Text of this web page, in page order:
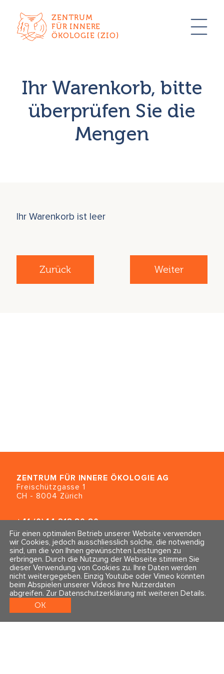
ZENTRUM
FÜR INNERE
ÖKOLOGIE (ZIO)
Ihr Warenkorb, bitte
überprüfen Sie die
Mengen
Ihr Warenkorb ist leer
Zurück Weiter
ZENTRUM FÜR INNERE ÖKOLOGIE AG
Freischützgasse 1
CH - 8004 Zürich
+41 (0)44 218 80 80
info@traumahealing.ch
info@polarity.se
Kontakt & Info
Newsletter
Impressum & Datenschutz
AGBs
Folge uns
Für einen optimalen Betrieb unserer Website verwenden
wir Cookies, jedoch ausschliesslich solche, die notwendig
sind, um die von Ihnen gewünschten Leistungen zu
erbringen. Durch die Nutzung der Webseite stimmen Sie
dieser Verwendung von Cookies zu. Ihre Daten werden
nicht weitergegeben. Einzig Youtube oder Vimeo könnten
beim Abspielen unserer Videos Ihre Nutzerdaten
abgreifen. Zur Datenschutzerklärung mit weiteren Details.
OK